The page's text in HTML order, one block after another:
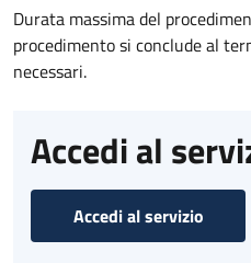
Durata massima del
procedimento si conclude al
necessari.
Accedi al
Accedi al servizio